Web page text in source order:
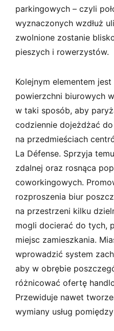
parkingowych – czyli
wyznaczonych wzdłuż
zwolnione zostanie
pieszych i rowerzystów.
Kolejnym elementem
powierzchni biurowych
w taki sposób, aby
codziennie dojeżdżać
na przedmieściach
La Défense. Sprzyja
zdalnej oraz rosnąca
coworkingowych.
rozproszenia biur
na przestrzeni kilku
mogli docierać do tych,
miejsc zamieszkania.
wprowadzić system
aby w obrębie
różnicować ofertę
Przewiduje nawet
wymiany usług